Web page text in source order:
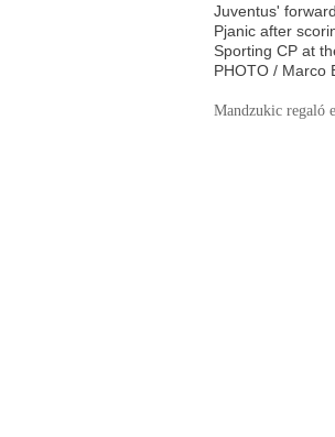
Juventus'
Pjanic after
Sporting CP at
PHOTO / Marco
Mandzukic regaló